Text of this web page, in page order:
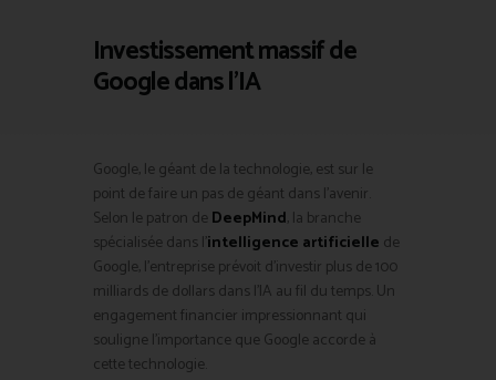
Investissement massif de
Google dans l’IA
Google, le géant de la technologie, est sur le
point de faire un pas de géant dans l’avenir.
Selon le patron de DeepMind, la branche
spécialisée dans l’intelligence artificielle de
Google, l’entreprise prévoit d’investir plus de 100
milliards de dollars dans l’IA au fil du temps. Un
engagement financier impressionnant qui
souligne l’importance que Google accorde à
cette technologie.